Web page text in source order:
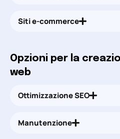
Siti e-commerce
Opzioni per la
web
Ottimizzazione SEO
Manutenzione